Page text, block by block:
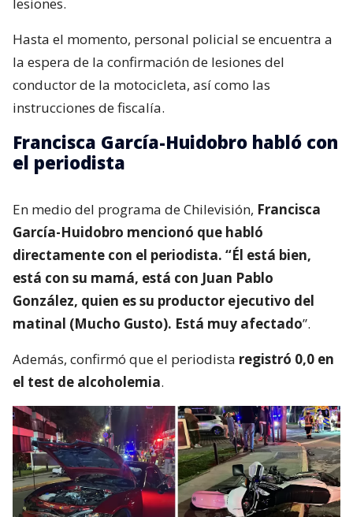
Hasta el momento, personal policial se encuentra a
la espera de la confirmación de lesiones del
conductor de la motocicleta, así como las
instrucciones de fiscalía.
Francisca García-Huidobro habló con
el periodista
En medio del programa de Chilevisión, Francisca
García-Huidobro mencionó que habló
directamente con el periodista. “Él está bien,
está con su mamá, está con Juan Pablo
González, quien es su productor ejecutivo del
matinal (Mucho Gusto). Está muy afectado”.
Además, confirmó que el periodista registró 0,0 en
el test de alcoholemia.